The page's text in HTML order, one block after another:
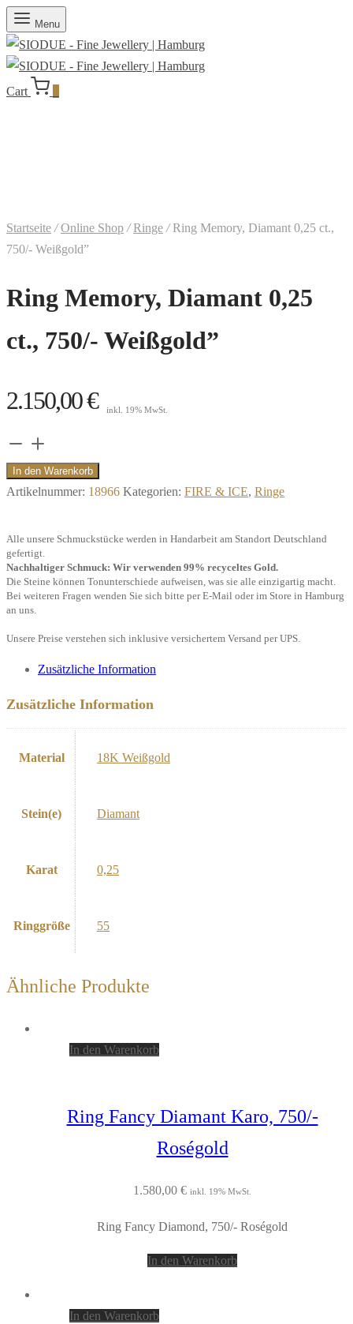
Menu
Cart
Startseite / Online Shop / Ringe /Ring Memory, Diamant 0,25 ct.,
750/- Weißgold”
Ring Memory, Diamant 0,25
ct., 750/- Weißgold”
2.150,00€ inkl. 19% MwSt.
Ring
Memory,
Diamant
750/-
Weißgold"
Menge
In den Warenkorb
Artikelnummer: 18966 Kategorien: FIRE & ICE, Ringe
Alle unsere Schmuckstücke werden in Handarbeit am Standort Deutschland
gefertigt.
Nachhaltiger Schmuck: Wir verwenden 99% recyceltes Gold.
Die Steine können Tonunterschiede aufweisen, was sie alle einzigartig macht.
Bei weiteren Fragen wenden Sie sich bitte per E-Mail oder im Store in Hamburg
an uns.
Unsere Preise verstehen sich inklusive versichertem Versand per UPS.
Zusätzliche Information
Zusätzliche Information
Material 18K Weißgold
Stein(e) Diamant
Karat 0,25
Ringgröße 55
Ähnliche Produkte
In den Warenkorb
Ring Fancy Diamant Karo, 750/-
Roségold
1.580,00 € inkl. 19% MwSt.
Ring Fancy Diamond, 750/- Roségold
In den Warenkorb
In den Warenkorb